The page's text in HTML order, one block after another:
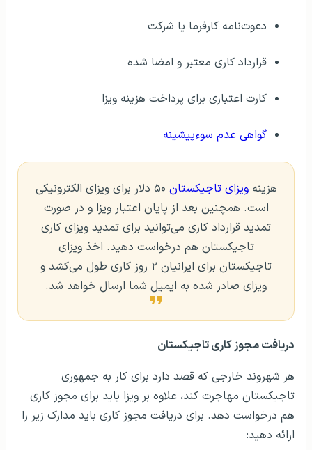
دعوت‌نامه کارفرما یا شرکت
قرارداد کاری معتبر و امضا شده
کارت اعتباری برای پرداخت هزینه ویزا
گواهی عدم سوءپیشینه
هزینهویزای تاجیکستان
۵۰ دلار برای ویزای الکترونیکی
است. همچنین بعد از پایان اعتبار ویزا و در صورت
تمدید قرارداد کاری می‌توانید برای تمدید ویزای کاری
تاجیکستان هم درخواست دهید. اخذ ویزای
تاجیکستان برای ایرانیان ۲ روز کاری طول می‌کشد و
ویزای صادر شده به ایمیل شما ارسال خواهد شد.
دریافت مجوز کاری تاجیکستان
هر شهروند خارجی که قصد دارد برای کار به جمهوری
تاجیکستان مهاجرت کند، علاوه بر ویزا باید برای مجوز کاری
هم درخواست دهد. برای دریافت مجوز کاری باید مدارک زیر را
ارائه دهید: